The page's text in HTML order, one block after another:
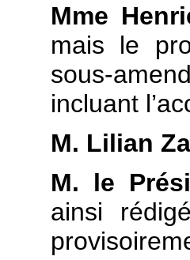
Mme
mais le
sous-
incluant
M. Lilian
M. le
ainsi